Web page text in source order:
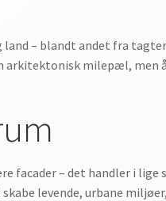
land – blandt andet fra
milepæl, men
facader – det handler i lige
levende, urbane